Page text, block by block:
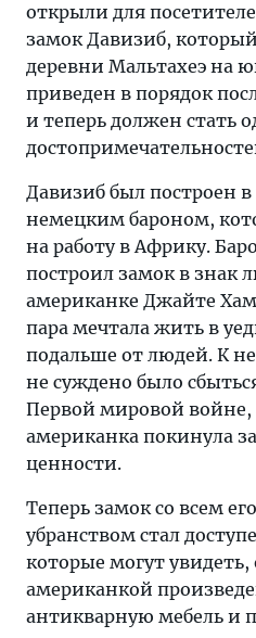
открыли для
замок Давизиб,
деревни Мальтахеэ на
приведен в порядок
и теперь должен стать
Давизиб был построен в
немецким бароном,
на работу в Африку.
построил замок в знак
американке Джайте
пара мечтала жить в
подальше от людей. К
не суждено было
Первой мировой войне,
американка покинула
ценности.
Теперь замок со всем
убранством стал
которые могут
американкой
антикварную мебель и